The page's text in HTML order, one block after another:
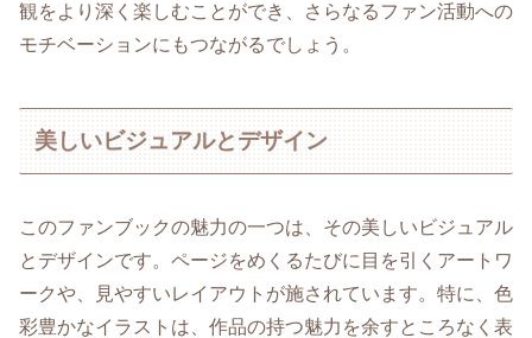
観をより深く楽しむことができ、さらなるファン活動への
モチベーションにもつながるでしょう。
美しいビジュアルとデザイン
このファンブックの魅力の一つは、その美しいビジュアル
とデザインです。ページをめくるたびに目を引くアートワ
ークや、見やすいレイアウトが施されています。特に、色
彩豊かなイラストは、作品の持つ魅力を余すところなく表